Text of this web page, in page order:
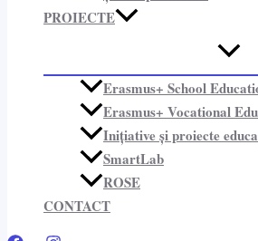
PROIECTE​
Erasmus+ School
Erasmus+ Vocational
Inițiative și proiecte
SmartLab
ROSE
CONTACT